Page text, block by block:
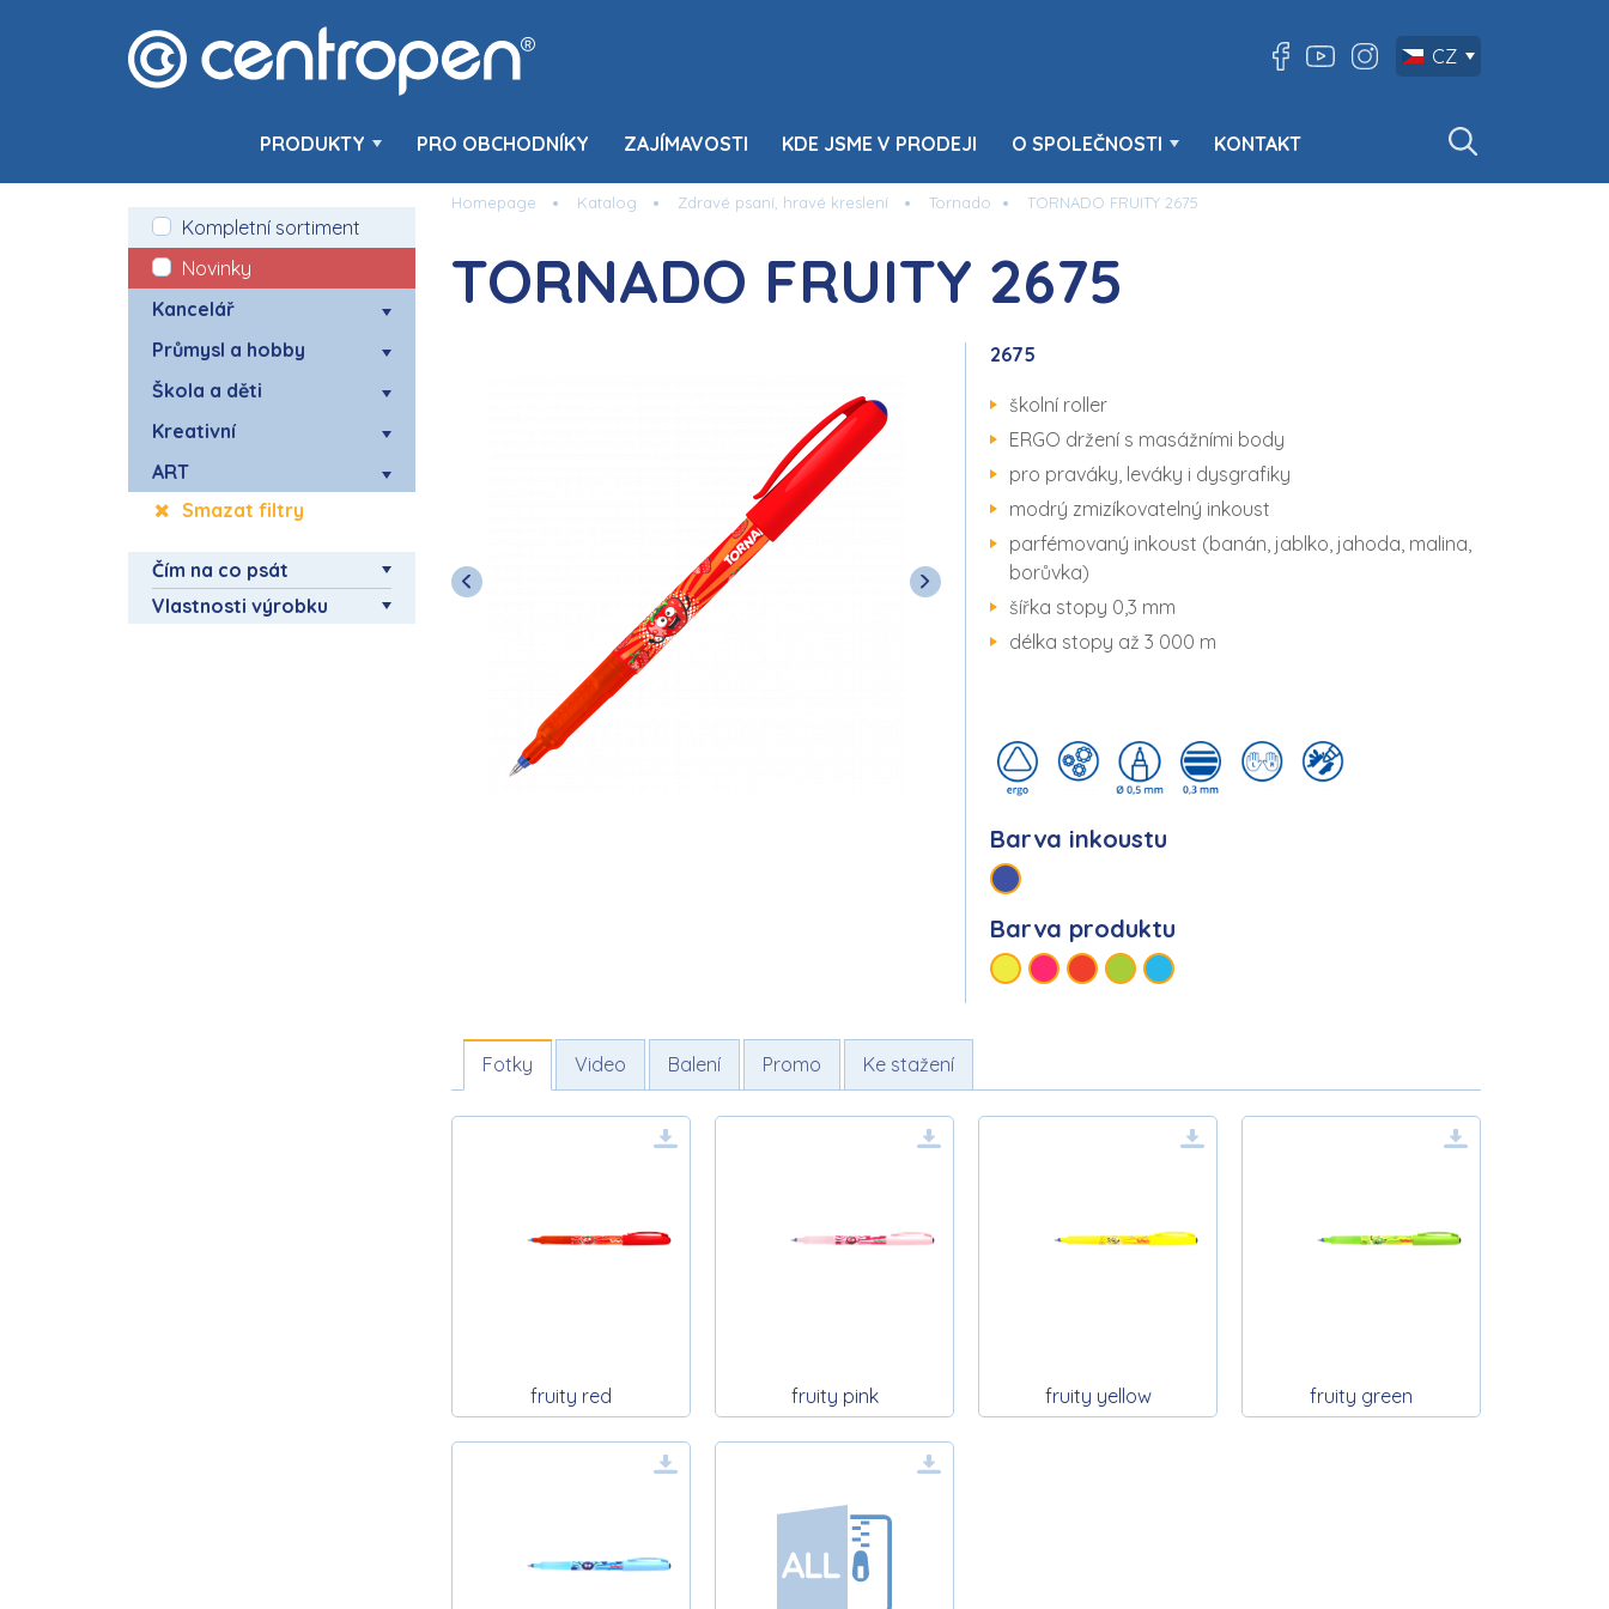
CZ
PRODUKTY PRO OBCHODNÍKY ZAJÍMAVOSTI KDE JSME V PRODEJI O SPOLEČNOSTI KONTAKT
Kompletní sortiment
Novinky
Kancelář
Průmysl a hobby
Škola a děti
Kreativní
ART
Smazat filtry
Čím na co psát
Vlastnosti výrobku
Homepage Katalog Zdravé psaní, hravé kreslení Tornado TORNADO FRUITY 2675
TORNADO FRUITY 2675
2675
školní roller
ERGO držení s masážními body
pro praváky, leváky i dysgrafiky
modrý zmizíkovatelný inkoust
parfémovaný inkoust (banán, jablko, jahoda, malina,
borůvka)
šířka stopy 0,3 mm
délka stopy až 3 000 m
Barva inkoustu
Barva produktu
Fotky Video Balení Promo Ke stažení
fruity red fruity pink fruity yellow fruity green